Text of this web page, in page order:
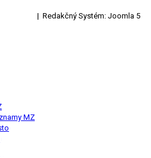
| Redakčný Systém: Joomla 5
MZ